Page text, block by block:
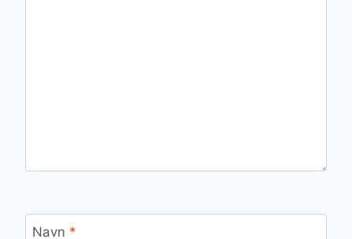
Navn *